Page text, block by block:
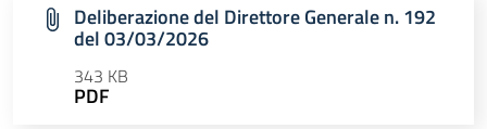
Deliberazione del Direttore Generale n. 192
del 03/03/2026
343 KB
PDF